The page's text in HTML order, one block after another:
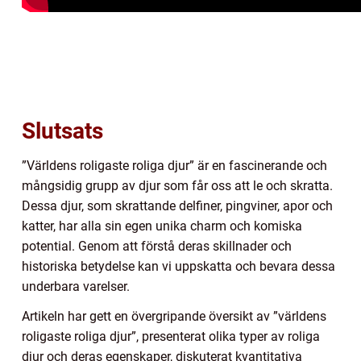
Slutsats
”Världens roligaste roliga djur” är en fascinerande och
mångsidig grupp av djur som får oss att le och skratta.
Dessa djur, som skrattande delfiner, pingviner, apor och
katter, har alla sin egen unika charm och komiska
potential. Genom att förstå deras skillnader och
historiska betydelse kan vi uppskatta och bevara dessa
underbara varelser.
Artikeln har gett en övergripande översikt av ”världens
roligaste roliga djur”, presenterat olika typer av roliga
djur och deras egenskaper, diskuterat kvantitativa